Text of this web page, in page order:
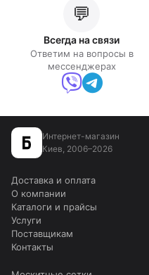
💬
Всегда на связи
Ответим на вопросы в
мессенджерах
Интернет-магазин
Киев, 2006–2026
Доставка и оплата
О компании
Каталоги и прайсы
Услуги
Поставщикам
Контакты